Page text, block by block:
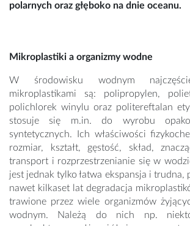
polarnych oraz głęboko na dnie oceanu.
Mikroplastiki a organizmy wodne
W środowisku wodnym
mikroplastikami są: polipropylen,
polichlorek winylu oraz politereftalan
stosuje się m.in. do wyrobu
syntetycznych. Ich właściwości
rozmiar, kształt, gęstość, skład,
transport i rozprzestrzenianie się w
jest jednak tylko łatwa ekspansja i trudna,
nawet kilkaset lat degradacja
trawione przez wiele organizmów
wodnym. Należą do nich np.